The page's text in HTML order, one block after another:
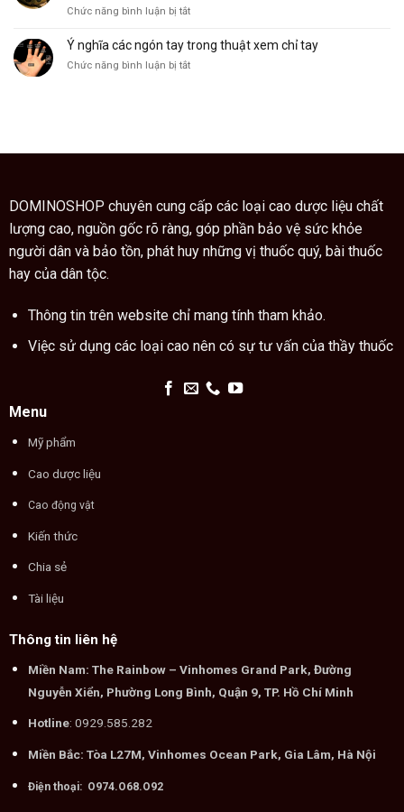
cây
gia
Chức năng bình luận bị tắtở
sư
Trung
Quốc
Ý nghĩa các ngón tay trong thuật xem chỉ tay
Chức năng bình luận bị tắtở
trong
chỉ
DOMINOSHOP chuyên cung cấp các loại cao dược liệu chất
lượng cao, nguồn gốc rõ ràng, góp phần bảo vệ sức khỏe
người dân và bảo tồn, phát huy những vị thuốc quý, bài thuốc
hay của dân tộc.
Thông tin trên website chỉ mang tính tham khảo.
Việc sử dụng các loại cao nên có sự tư vấn của thầy thuốc
Menu
Mỹ phẩm
Cao dược liệu
Cao động vật
Kiến thức
Chia sẻ
Tài liệu
Thông tin liên hệ
Miền Nam: The Rainbow – Vinhomes Grand Park, Đường
Nguyễn Xiển, Phường Long Bình, Quận 9, TP. Hồ Chí Minh
Hotline: 0929.585.282
Miền Bắc: Tòa L27M, Vinhomes Ocean Park, Gia Lâm, Hà Nội
Điện thoại: O974.O68.O92